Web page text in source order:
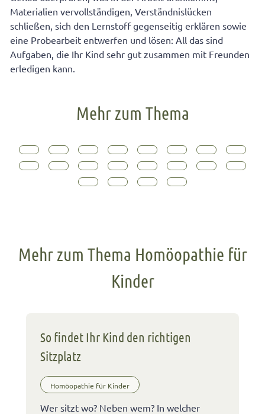
Materialien vervollständigen, Verständnislücken
schließen, sich den Lernstoff gegenseitig erklären sowie
eine Probearbeit entwerfen und lösen: All das sind
Aufgaben, die Ihr Kind sehr gut zusammen mit Freunden
erledigen kann.
Mehr zum Thema
Mehr zum Thema Homöopathie für
Kinder
So findet Ihr Kind den richtigen
Sitzplatz
Homöopathie für Kinder
Wer sitzt wo? Neben wem? In welcher